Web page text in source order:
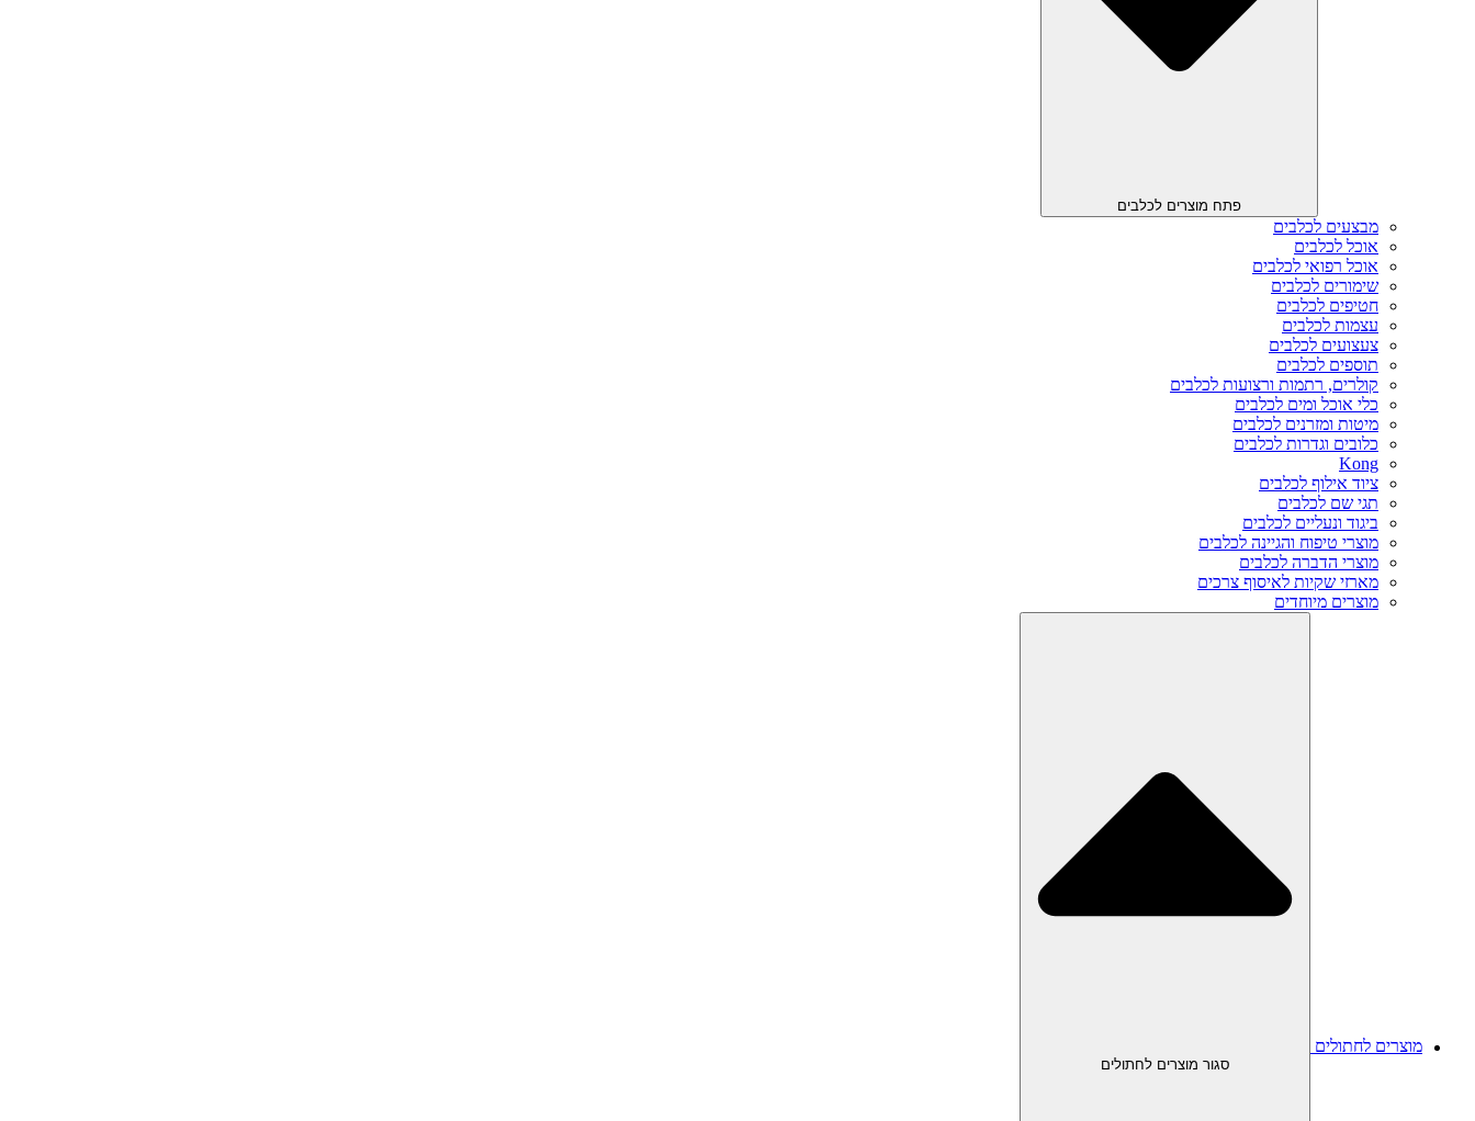
פתח מוצרים לכלבים
מבצעים לכלבים
אוכל לכלבים
אוכל רפואי לכלבים
שימורים לכלבים
חטיפים לכלבים
עצמות לכלבים
צעצועים לכלבים
תוספים לכלבים
קולרים, רתמות ורצועות לכלבים
כלי אוכל ומים לכלבים
מיטות ומזרנים לכלבים
כלובים וגדרות לכלבים
Kong
ציוד אילוף לכלבים
תגי שם לכלבים
ביגוד ונעליים לכלבים
מוצרי טיפוח והגיינה לכלבים
מוצרי הדברה לכלבים
מארזי שקיות לאיסוף צרכים
מוצרים מיוחדים
מוצרים לחתולים
סגור מוצרים לחתולים